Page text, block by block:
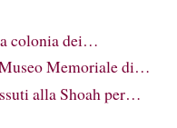
colonia dei…
Memoriale di…
alla Shoah per…